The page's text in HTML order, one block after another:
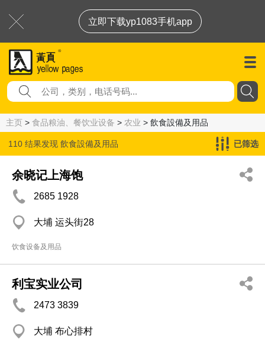
立即下载yp1083手机app
主页 > 食品粮油、餐饮业设备 > 农业 > 飲食設備及用品
110 结果发现 飲食設備及用品 已筛选
余晓记上海饱
2685 1928
大埔 运头街28
饮食设备及用品
利宝实业公司
2473 3839
大埔 布心排村